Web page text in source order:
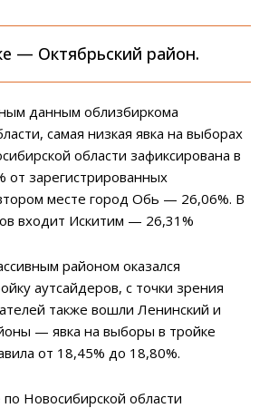
— Октябрьский район.
данным облизбиркома
самая низкая явка на выборах
области зафиксирована в
зарегистрированных
месте город Обь — 26,06%. В
входит Искитим — 26,31%
районом оказался
аутсайдеров, с точки зрения
также вошли Ленинский и
— явка на выборы в тройке
от 18,45% до 18,80%.
Новосибирской области